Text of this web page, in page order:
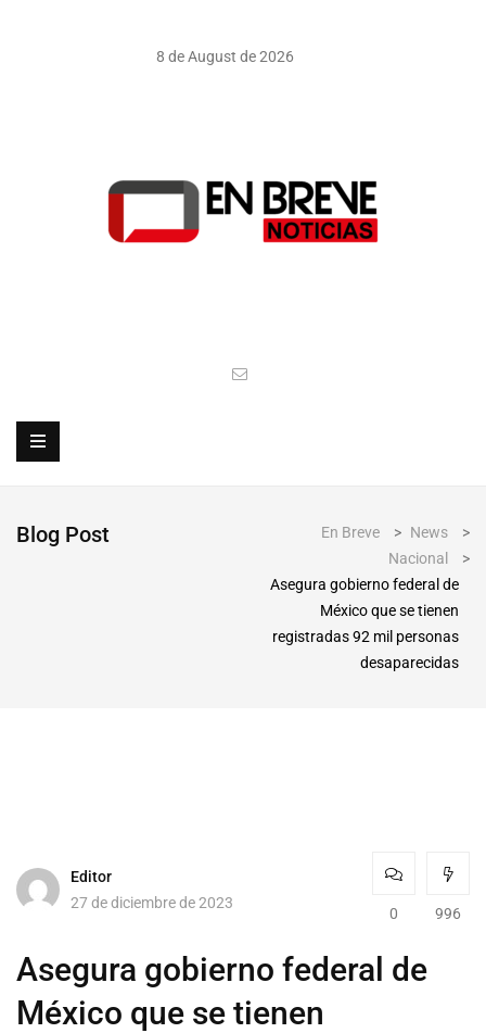
8 de August de 2026
Blog Post En Breve > News
>
Nacional
>
Asegura gobierno federal de
México que se tienen
registradas 92 mil personas
desaparecidas
Editor
27 de diciembre de 2023
0 996
Asegura gobierno federal de
México que se tienen